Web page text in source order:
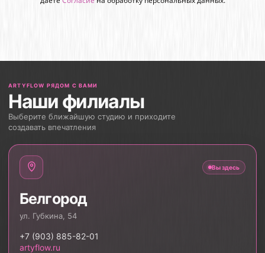
ARTYFLOW РЯДОМ С ВАМИ
Наши филиалы
Выберите ближайшую студию и приходите
создавать впечатления
Вы здесь
Белгород
ул. Губкина, 54
+7 (903) 885-82-01
artyflow.ru